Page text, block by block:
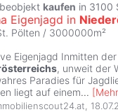
kaufen in 3100
Eigenjagd in
Pölten / 3000000m²
Eigenjagd Inmitten
, unweit der
Paradies für
liegt auf einem... [Mehr